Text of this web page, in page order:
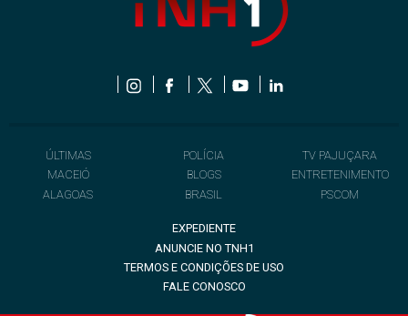
ÚLTIMAS
MACEIÓ
ALAGOAS
POLÍCIA
BLOGS
BRASIL
TV PAJUÇARA
ENTRETENIMENTO
PSCOM
EXPEDIENTE
ANUNCIE NO TNH1
TERMOS E CONDIÇÕES DE USO
FALE CONOSCO